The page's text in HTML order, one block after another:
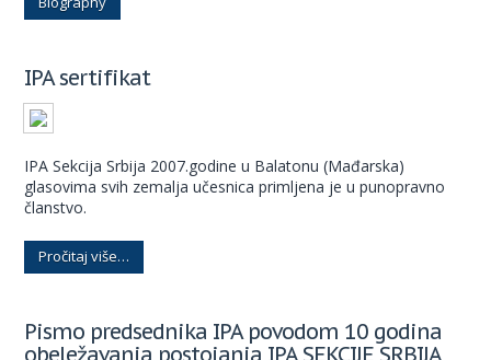
IPA sertifikat
IPA Sekcija Srbija 2007.godine u Balatonu (Mađarska)
glasovima svih zemalja učesnica primljena je u punopravno
članstvo.
Pročitaj više…
Pismo predsednika IPA povodom 10 godina
obeležavanja postojanja IPA SEKCIJE SRBIJA